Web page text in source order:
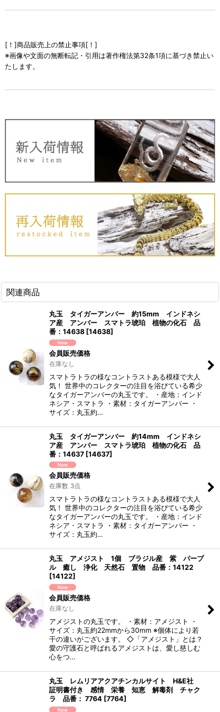
[！]商品販売上の禁止事項[！]
※画像や文面の無断転記・引用は著作権法第32条1項に基づき禁止い
たします。
関連商品
丸玉 タイガーアンバー 約15mm インドネシ
ア産 アンバー スマトラ琥珀 植物の化石 品
番：14638 [14638]
会員販売価格
在庫なし
スマトラトラの様なコントラストある模様で大人
気！ 世界中のコレクターの注目を浴びている希少
なタイガーアンバーの丸玉です。 ・産地：インド
ネシア・スマトラ ・素材：タイガーアンバー ・
サイズ：丸玉約…
丸玉 タイガーアンバー 約14mm インドネシ
ア産 アンバー スマトラ琥珀 植物の化石 品
番：14637 [14637]
会員販売価格
在庫数 3点
スマトラトラの様なコントラストある模様で大人
気！ 世界中のコレクターの注目を浴びている希少
なタイガーアンバーの丸玉です。 ・産地：インド
ネシア・スマトラ ・素材：タイガーアンバー ・
サイズ：丸玉約…
丸玉 アメジスト 1個 ブラジル産 紫 パープ
ル 癒し 浄化 天然石 置物 品番：14122
[14122]
会員販売価格
在庫なし
アメジストの丸玉です。 ・素材：アメジスト ・
サイズ：丸玉約22mmから30mm ※個体により若
干の違いがございます。 ◇「アメジスト」とは？
愛の守護石と呼ばれるアメジストは、愛し慈しむ
心をつ…
丸玉 レムリアアクアチンカルサイト H&E社
証明書付き 感情 栄養 知恵 解毒剤 チャク
ラ 品番： 7764 [7764]